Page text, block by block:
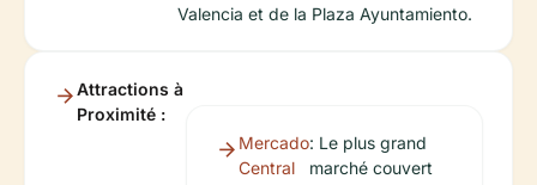
Valencia et de la Plaza Ayuntamiento.
Attractions à
Proximité :
Mercado
Central
: Le plus grand
marché couvert